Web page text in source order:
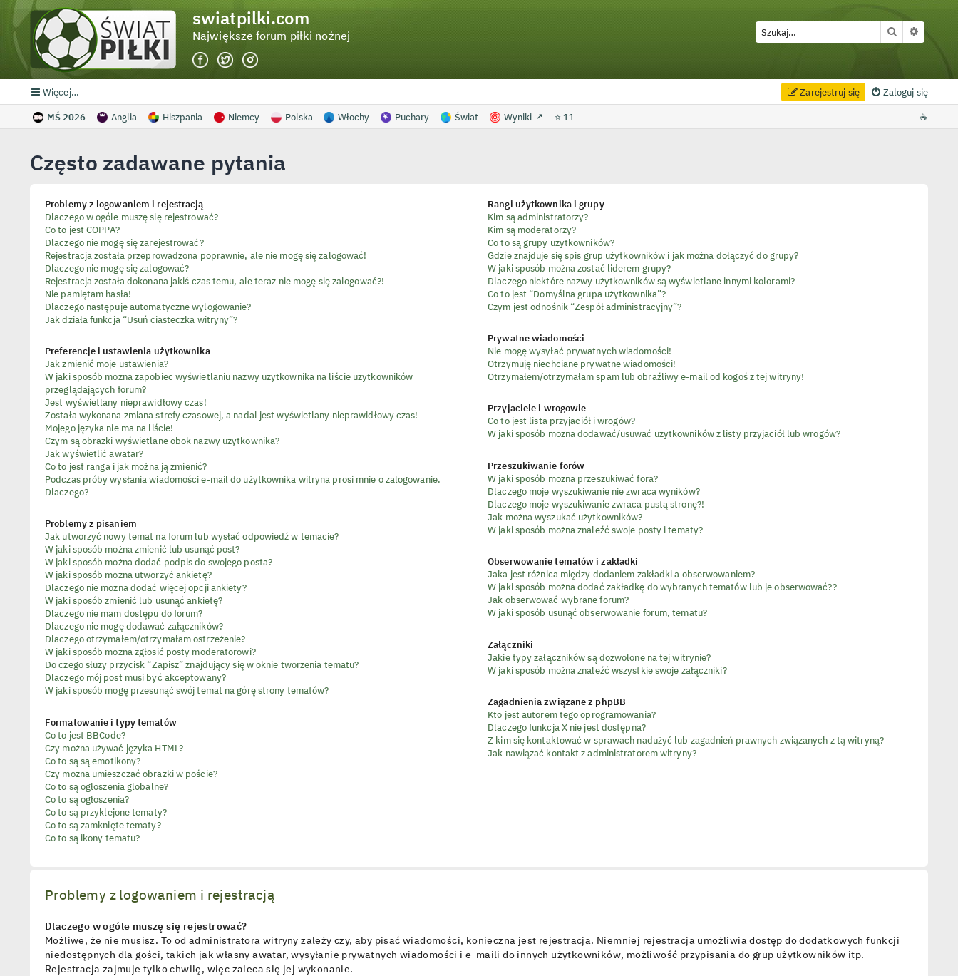
swiatpilki.com
Największe forum piłki nożnej Szukaj
Więcej… Zaloguj się
Zarejestruj się
MŚ 2026 Anglia Hiszpania Niemcy Polska Włochy Puchary Świat Wyniki ⭐ 11 ☕
Często zadawane pytania
Problemy z logowaniem i rejestracją
Dlaczego w ogóle muszę się rejestrować?
Co to jest COPPA?
Dlaczego nie mogę się zarejestrować?
Rejestracja została przeprowadzona poprawnie, ale nie mogę się zalogować!
Dlaczego nie mogę się zalogować?
Rejestracja została dokonana jakiś czas temu, ale teraz nie mogę się zalogować?!
Nie pamiętam hasła!
Dlaczego następuje automatyczne wylogowanie?
Jak działa funkcja “Usuń ciasteczka witryny”?
Preferencje i ustawienia użytkownika
Jak zmienić moje ustawienia?
W jaki sposób można zapobiec wyświetlaniu nazwy użytkownika na liście użytkowników
przeglądających forum?
Jest wyświetlany nieprawidłowy czas!
Została wykonana zmiana strefy czasowej, a nadal jest wyświetlany nieprawidłowy czas!
Mojego języka nie ma na liście!
Czym są obrazki wyświetlane obok nazwy użytkownika?
Jak wyświetlić awatar?
Co to jest ranga i jak można ją zmienić?
Podczas próby wysłania wiadomości e-mail do użytkownika witryna prosi mnie o zalogowanie.
Dlaczego?
Problemy z pisaniem
Jak utworzyć nowy temat na forum lub wysłać odpowiedź w temacie?
W jaki sposób można zmienić lub usunąć post?
W jaki sposób można dodać podpis do swojego posta?
W jaki sposób można utworzyć ankietę?
Dlaczego nie można dodać więcej opcji ankiety?
W jaki sposób zmienić lub usunąć ankietę?
Dlaczego nie mam dostępu do forum?
Dlaczego nie mogę dodawać załączników?
Dlaczego otrzymałem/otrzymałam ostrzeżenie?
W jaki sposób można zgłosić posty moderatorowi?
Do czego służy przycisk “Zapisz” znajdujący się w oknie tworzenia tematu?
Dlaczego mój post musi być akceptowany?
W jaki sposób mogę przesunąć swój temat na górę strony tematów?
Formatowanie i typy tematów
Co to jest BBCode?
Czy można używać języka HTML?
Co to są są emotikony?
Czy można umieszczać obrazki w poście?
Co to są ogłoszenia globalne?
Co to są ogłoszenia?
Co to są przyklejone tematy?
Co to są zamknięte tematy?
Co to są ikony tematu?
Rangi użytkownika i grupy
Kim są administratorzy?
Kim są moderatorzy?
Co to są grupy użytkowników?
Gdzie znajduje się spis grup użytkowników i jak można dołączyć do grupy?
W jaki sposób można zostać liderem grupy?
Dlaczego niektóre nazwy użytkowników są wyświetlane innymi kolorami?
Co to jest “Domyślna grupa użytkownika”?
Czym jest odnośnik “Zespół administracyjny”?
Prywatne wiadomości
Nie mogę wysyłać prywatnych wiadomości!
Otrzymuję niechciane prywatne wiadomości!
Otrzymałem/otrzymałam spam lub obraźliwy e-mail od kogoś z tej witryny!
Przyjaciele i wrogowie
Co to jest lista przyjaciół i wrogów?
W jaki sposób można dodawać/usuwać użytkowników z listy przyjaciół lub wrogów?
Przeszukiwanie forów
W jaki sposób można przeszukiwać fora?
Dlaczego moje wyszukiwanie nie zwraca wyników?
Dlaczego moje wyszukiwanie zwraca pustą stronę?!
Jak można wyszukać użytkowników?
W jaki sposób można znaleźć swoje posty i tematy?
Obserwowanie tematów i zakładki
Jaka jest różnica między dodaniem zakładki a obserwowaniem?
W jaki sposób można dodać zakładkę do wybranych tematów lub je obserwować??
Jak obserwować wybrane forum?
W jaki sposób usunąć obserwowanie forum, tematu?
Załączniki
Jakie typy załączników są dozwolone na tej witrynie?
W jaki sposób można znaleźć wszystkie swoje załączniki?
Zagadnienia związane z phpBB
Kto jest autorem tego oprogramowania?
Dlaczego funkcja X nie jest dostępna?
Z kim się kontaktować w sprawach nadużyć lub zagadnień prawnych związanych z tą witryną?
Jak nawiązać kontakt z administratorem witryny?
Problemy z logowaniem i rejestracją
Dlaczego w ogóle muszę się rejestrować?
Możliwe, że nie musisz. To od administratora witryny zależy czy, aby pisać wiadomości, konieczna jest rejestracja. Niemniej rejestracja umożliwia dostęp do dodatkowych funkcji
niedostępnych dla gości, takich jak własny awatar, wysyłanie prywatnych wiadomości i e-maili do innych użytkowników, możliwość przypisania do grup użytkowników itp.
Rejestracja zajmuje tylko chwilę, więc zaleca się jej wykonanie.